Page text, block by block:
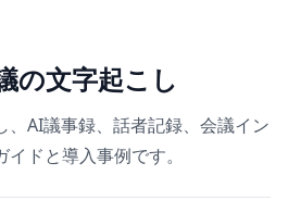
の文字起こし
、AI議事録、話者記録、会議イン
ドと導入事例です。